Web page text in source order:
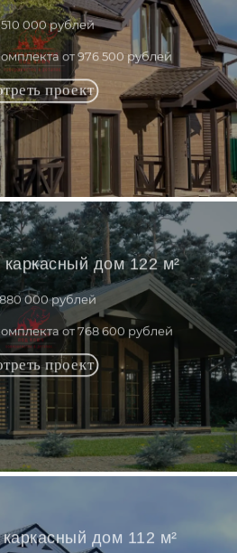
510 000 рублей
от 976 500 рублей
дом 122 м²
000 рублей
от 768 600 рублей
дом 112 м²